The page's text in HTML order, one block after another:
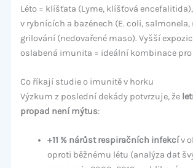
Léto = klíšťata (Lyme, klíšťová
v rybnících a bazénech (E. coli, salmonela,
grilování (nedovařené maso). Vyšší
oslabená imunita = ideální kombinace
Co říkají studie o imunitě v horku
Výzkum z poslední dekády potvrzuje, že
propad není mýtus:
+11 % nárůst respiračních infekcív
oproti běžnému létu (analýza dat